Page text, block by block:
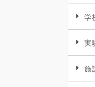
学
実
施